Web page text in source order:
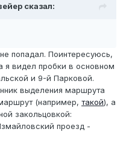
сказал:
попадал. Поинтересуюсь,
я видел пробки в основном
и 9-й Парковой.
выделения маршрута
(например, такой), а
закольцовкой:
проезд -